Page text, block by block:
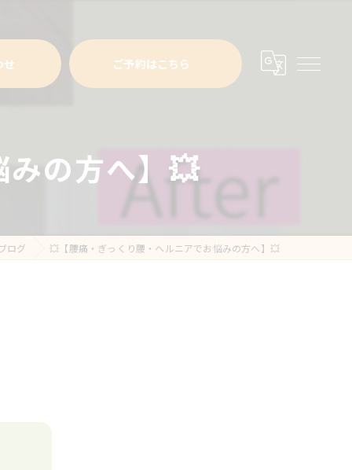
せ ご予約はこちら
の方へ】💥
ログ 💥【腰痛・ぎっくり腰・ヘルニアでお悩みの方へ】💥